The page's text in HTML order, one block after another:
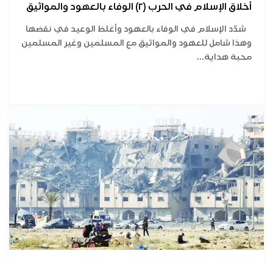
أخلاق الإسلام في الحرب (٢) الوفاء بالعهود والمواثيق
شدّد الإسلام في الوفاء بالعهود وأغلظ الوعيد في نقضها
وهذا شامل للعهود والمواثيق مع المسلمين وغير المسلمين
محبة هداية...